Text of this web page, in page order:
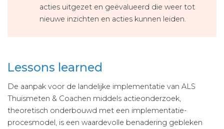
acties uitgezet en geëvalueerd die weer tot
nieuwe inzichten en acties kunnen leiden.
Lessons learned
De aanpak voor de landelijke implementatie van ALS
Thuismeten & Coachen middels actieonderzoek,
theoretisch onderbouwd met een implementatie-
procesmodel, is een waardevolle benadering gebleken